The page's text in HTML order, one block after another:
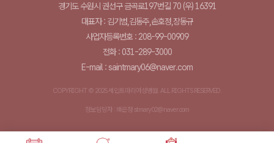
경기도 수원시 권선구 금곡로197번길 70 (우) 16391
대표자 : 김기범,김동주,손호정,장동규
사업자등록번호 : 208-99-00909
전화 : 031-289-3000
E-mail : saintmary06@naver.com
COPYRIGHT © 2025 세인트마리여성병원. ALL RIGHTS RESERVED.
정보담당자 : 배은정 stmary02@naver.com